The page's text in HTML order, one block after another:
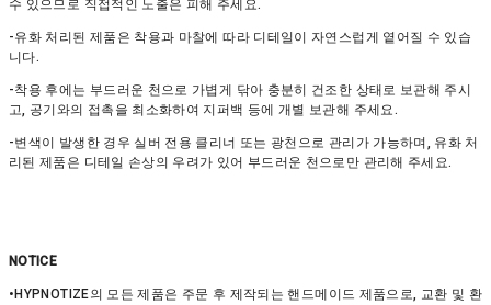
수 있으므로 직접적인 노출은 피해 주세요.
-유화 처리된 제품은 착용과 마찰에 따라 디테일이 자연스럽게 옅어질 수 있습
니다.
-착용 후에는 부드러운 천으로 가볍게 닦아 충분히 건조한 상태로 보관해 주시
고, 공기와의 접촉을 최소화하여 지퍼백 등에 개별 보관해 주세요.
-변색이 발생한 경우 실버 전용 클리너 또는 광천으로 관리가 가능하며, 유화 처
리된 제품은 디테일 손상의 우려가 있어 부드러운 천으로만 관리해 주세요.
NOTICE
•HYPNOTIZE의 모든 제품은 주문 후 제작되는 핸드메이드 제품으로, 교환 및 환